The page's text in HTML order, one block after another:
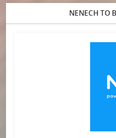
NENECH TO